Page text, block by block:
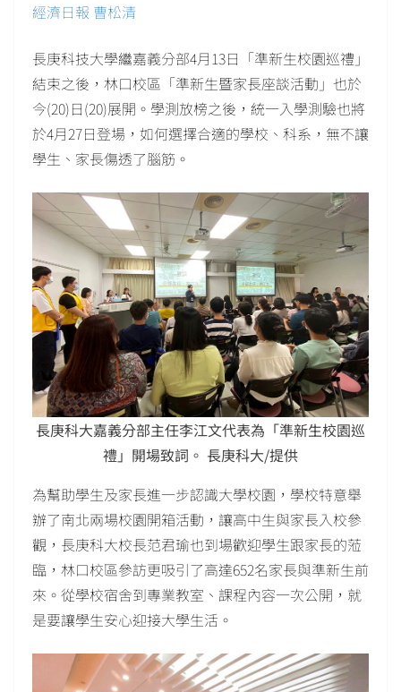
經濟日報 曹松清
長庚科技大學繼嘉義分部4月13日「準新生校園巡禮」
結束之後，林口校區「準新生暨家長座談活動」也於
今(20)日(20)展開。學測放榜之後，統一入學測驗也將
於4月27日登場，如何選擇合適的學校、科系，無不讓
學生、家長傷透了腦筋。
長庚科大嘉義分部主任李江文代表為「準新生校園巡
禮」開場致詞。 長庚科大/提供
為幫助學生及家長進一步認識大學校園，學校特意舉
辦了南北兩場校園開箱活動，讓高中生與家長入校參
觀，長庚科大校長范君瑜也到場歡迎學生跟家長的蒞
臨，林口校區參訪更吸引了高達652名家長與準新生前
來。從學校宿舍到專業教室、課程內容一次公開，就
是要讓學生安心迎接大學生活。